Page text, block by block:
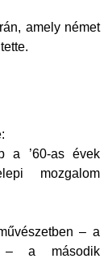
amely német
a ’60-as évek
mozgalom
– a
– a második